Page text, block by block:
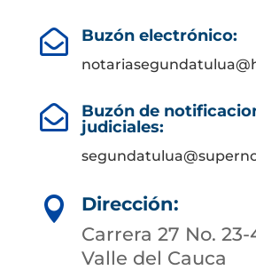
 Buzón electrónico:

Buzón de
judiciales:

Dirección:
Carrera 27 No.
Valle del Cauca